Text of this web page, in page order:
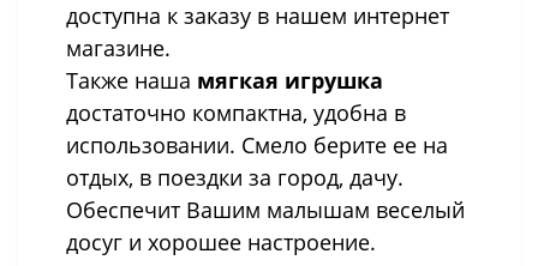
доступна к заказу в нашем интернет
магазине.
Также наша мягкая игрушка
достаточно компактна, удобна в
использовании. Смело берите ее на
отдых, в поездки за город, дачу.
Обеспечит Вашим малышам веселый
досуг и хорошее настроение.